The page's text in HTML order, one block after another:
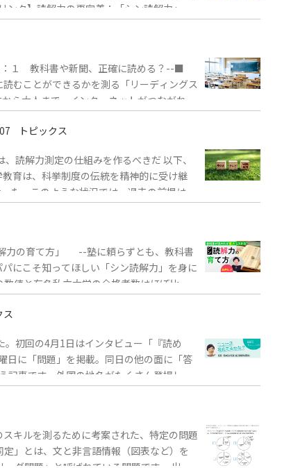
ク】読解力の再定義：「シン読解力」と
：１ 教科書や新聞、正確に読める？--■
むことができるかを測る「リーディングス
大人まで、インターネットがつながれば
物の教科書から採った文章です。 ＊全
トピックス
読解力測定の仕組みを作るべきだ 以下、
育は、科挙制度の伝統を精神的に受け継
。このような状況では、過去の前提はも
を前提としつつ、学生自身が検討する過程
力の育て方」 --塾に頼らずとも、教科書
にこそ知ってほしい「シン読解力」を身に
と有名私立大学の合格者数はほぼ比例
ス
初回の4月1日はインタビュー「『読め
日に「問題」を掲載。同日の他の面に「答
事です。外国の地名がたくさん登場しま
キルを測るために考案された、特定の問題
」とは、文と非言語情報（図表など）を